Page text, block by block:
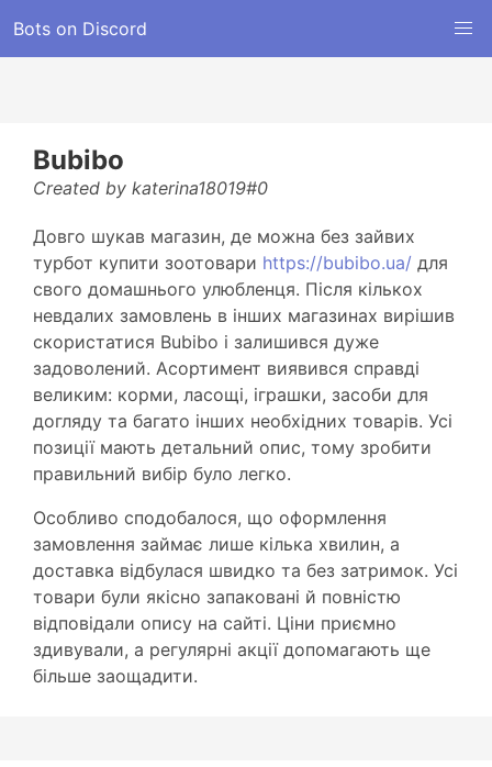
Bots on Discord
Bubibo
Created by katerina18019#0
Довго шукав магазин, де можна без зайвих
турбот купити зоотовари https://bubibo.ua/ для
свого домашнього улюбленця. Після кількох
невдалих замовлень в інших магазинах вирішив
скористатися Bubibo і залишився дуже
задоволений. Асортимент виявився справді
великим: корми, ласощі, іграшки, засоби для
догляду та багато інших необхідних товарів. Усі
позиції мають детальний опис, тому зробити
правильний вибір було легко.
Особливо сподобалося, що оформлення
замовлення займає лише кілька хвилин, а
доставка відбулася швидко та без затримок. Усі
товари були якісно запаковані й повністю
відповідали опису на сайті. Ціни приємно
здивували, а регулярні акції допомагають ще
більше заощадити.